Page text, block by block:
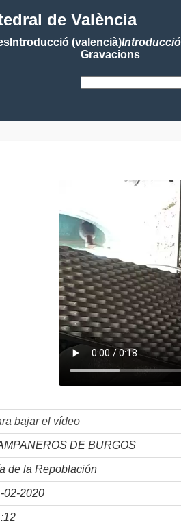
de València
Introducció (valencià)
Gravacions
bajar el vídeo
DE BURGOS
de la Repoblación
02-2020